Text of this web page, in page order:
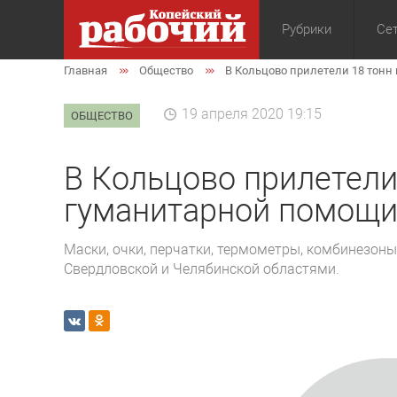
Рубрики
Общество
Главная Общество В Кольцово прилетели 18
ОБЩЕСТВО 19 апреля 2020 19:15
В Кольцово
гуманитарной
Маски, очки, перчатки, термометры,
Свердловской и Челябинской областями.